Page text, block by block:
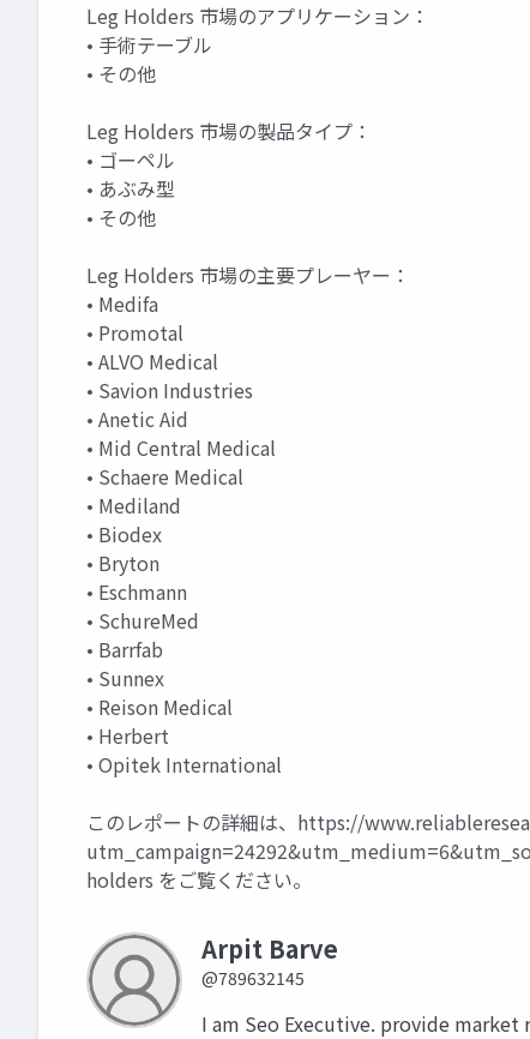
Leg Holders 市場のアプリケーション：
• 手術テーブル
• その他
Leg Holders 市場の製品タイプ：
• ゴーペル
• あぶみ型
• その他
Leg Holders 市場の主要プレーヤー：
• Medifa
• Promotal
• ALVO Medical
• Savion Industries
• Anetic Aid
• Mid Central Medical
• Schaere Medical
• Mediland
• Biodex
• Bryton
• Eschmann
• SchureMed
• Barrfab
• Sunnex
• Reison Medical
• Herbert
• Opitek International
このレポートの詳細は、 https://
holders をご覧ください。
Arpit Barve
@789632145
I am Seo Executive. provide market